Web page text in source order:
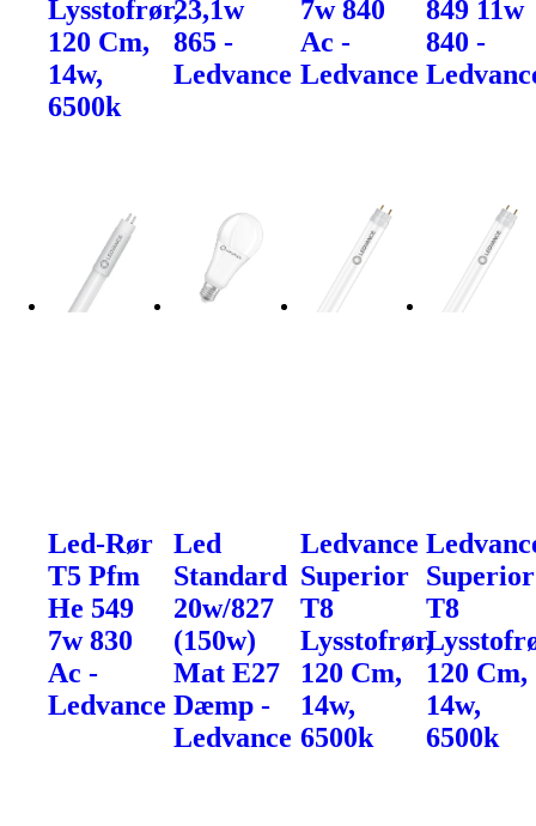
Lysstofrør,
120 Cm,
14w,
6500k
23,1w
865 -
Ledvance
7w 840
Ac -
Ledvance
849 11w
840 -
Led-Rør
T5 Pfm
He 549
7w 830
Ac -
Ledvance
Led
Standard
20w/827
(150w)
Mat E27
Dæmp -
Ledvance
Ledvance
Superior
T8
Lysstofrør,
120 Cm,
14w,
6500k
Superior
T8
120 Cm,
14w,
6500k